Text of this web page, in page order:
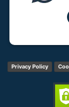
Privacy Policy